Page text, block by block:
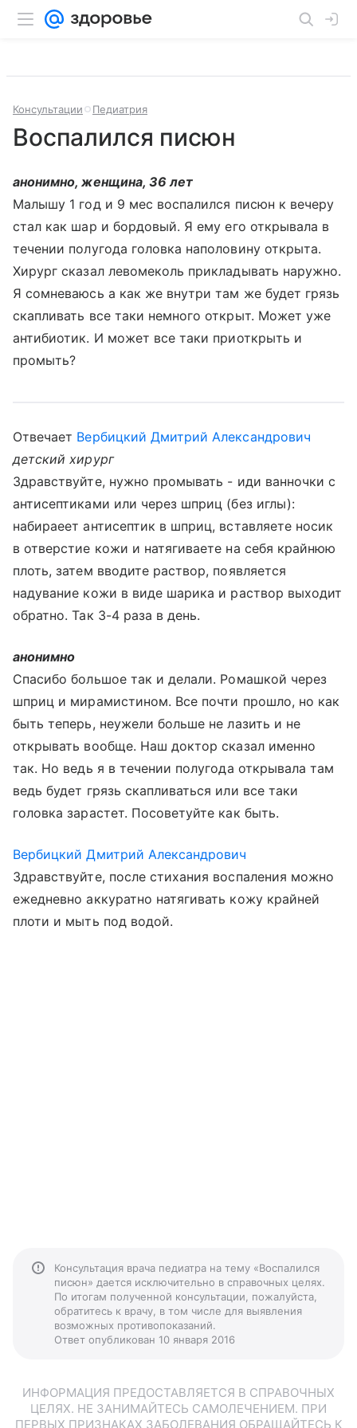
Консультации Педиатрия
Воспалился писюн
анонимно, женщина, 36 лет
Малышу 1 год и 9 мес воспалился писюн к вечеру
стал как шар и бордовый. Я ему его открывала в
течении полугода головка наполовину открыта.
Хирург сказал левомеколь прикладывать наружно.
Я сомневаюсь а как же внутри там же будет грязь
скапливать все таки немного открыт. Может уже
антибиотик. И может все таки приоткрыть и
промыть?
Отвечает Вербицкий Дмитрий Александрович
детский хирург
Здравствуйте, нужно промывать - иди ванночки с
антисептиками или через шприц (без иглы):
набираеет антисептик в шприц, вставляете носик
в отверстие кожи и натягиваете на себя крайнюю
плоть, затем вводите раствор, появляется
надувание кожи в виде шарика и раствор выходит
обратно. Так 3-4 раза в день.
анонимно
Спасибо большое так и делали. Ромашкой через
шприц и мирамистином. Все почти прошло, но как
быть теперь, неужели больше не лазить и не
открывать вообще. Наш доктор сказал именно
так. Но ведь я в течении полугода открывала там
ведь будет грязь скапливаться или все таки
головка зарастет. Посоветуйте как быть.
Вербицкий Дмитрий Александрович
Здравствуйте, после стихания воспаления можно
ежедневно аккуратно натягивать кожу крайней
плоти и мыть под водой.
Консультация врача педиатра на тему «Воспалился
писюн» дается исключительно в справочных целях.
По итогам полученной консультации, пожалуйста,
обратитесь к врачу, в том числе для выявления
возможных противопоказаний.
Ответ опубликован 10 января 2016
ИНФОРМАЦИЯ ПРЕДОСТАВЛЯЕТСЯ В СПРАВОЧНЫХ
ЦЕЛЯХ. НЕ ЗАНИМАЙТЕСЬ САМОЛЕЧЕНИЕМ. ПРИ
ПЕРВЫХ ПРИЗНАКАХ ЗАБОЛЕВАНИЯ ОБРАЩАЙТЕСЬ К